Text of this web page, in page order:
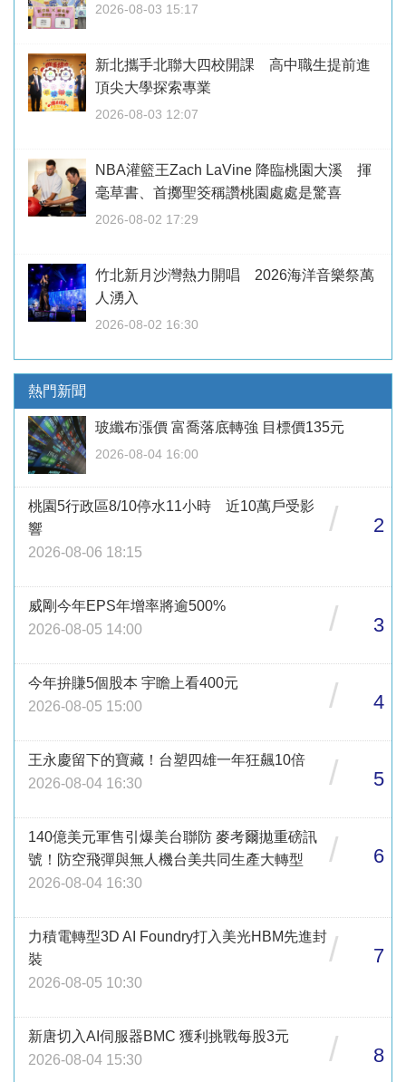
2026-08-03 15:17
新北攜手北聯大四校開課 高中職生提前進
頂尖大學探索專業
2026-08-03 12:07
NBA灌籃王Zach LaVine 降臨桃園大溪 揮
毫草書、首擲聖筊稱讚桃園處處是驚喜
2026-08-02 17:29
竹北新月沙灣熱力開唱 2026海洋音樂祭萬
人湧入
2026-08-02 16:30
熱門新聞
玻纖布漲價 富喬落底轉強 目標價135元
2026-08-04 16:00
桃園5行政區8/10停水11小時 近10萬戶受影
響
2026-08-06 18:15
/ 2
威剛今年EPS年增率將逾500%
2026-08-05 14:00
/ 3
今年拚賺5個股本 宇瞻上看400元
2026-08-05 15:00
/ 4
王永慶留下的寶藏！台塑四雄一年狂飆10倍
2026-08-04 16:30
/ 5
140億美元軍售引爆美台聯防 麥考爾拋重磅訊
號！防空飛彈與無人機台美共同生產大轉型
2026-08-04 16:30
/ 6
力積電轉型3D AI Foundry打入美光HBM先進封
裝
2026-08-05 10:30
/ 7
新唐切入AI伺服器BMC 獲利挑戰每股3元
2026-08-04 15:30
/ 8